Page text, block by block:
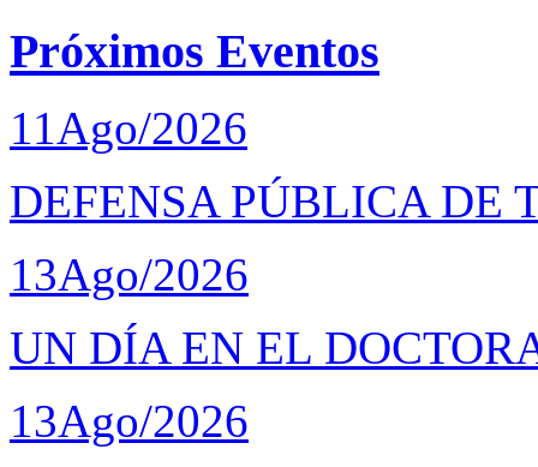
Próximos Eventos
11Ago/2026
DEFENSA PÚBLICA DE
13Ago/2026
UN DÍA EN EL
13Ago/2026